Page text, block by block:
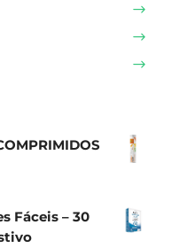
Fáceis – 30